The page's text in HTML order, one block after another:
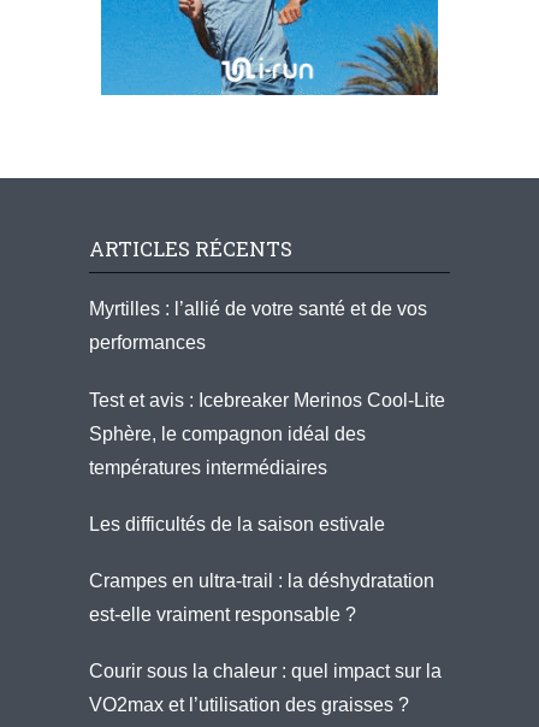
ARTICLES RÉCENTS
Myrtilles : l’allié de votre santé et de vos
performances
Test et avis : Icebreaker Merinos Cool-Lite
Sphère, le compagnon idéal des
températures intermédiaires
Les difficultés de la saison estivale
Crampes en ultra-trail : la déshydratation
est-elle vraiment responsable ?
Courir sous la chaleur : quel impact sur la
VO2max et l’utilisation des graisses ?